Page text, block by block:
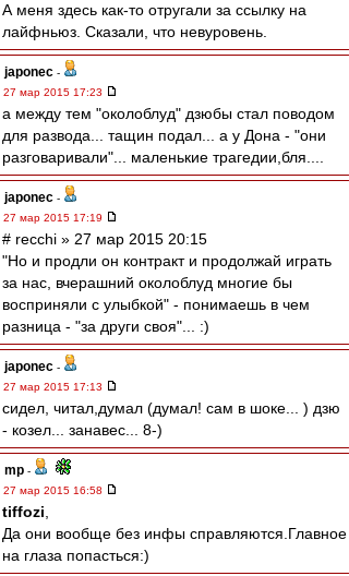
А меня здесь как-то отругали за ссылку на
лайфньюз. Сказали, что невуровень.
japonec -
27 мар 2015 17:23
а между тем "околоблуд" дзюбы стал поводом
для развода... тащин подал... а у Дона - "они
разговаривали"... маленькие трагедии,бля....
japonec -
27 мар 2015 17:19
# recchi » 27 мар 2015 20:15
"Но и продли он контракт и продолжай играть
за нас, вчерашний околоблуд многие бы
восприняли с улыбкой" - понимаешь в чем
разница - "за други своя"... :)
japonec -
27 мар 2015 17:13
сидел, читал,думал (думал! сам в шоке... ) дзю
- козел... занавес... 8-)
mp -
27 мар 2015 16:58
tiffozi
Да они вообще без инфы справляются.Главное
на глаза попасться:)